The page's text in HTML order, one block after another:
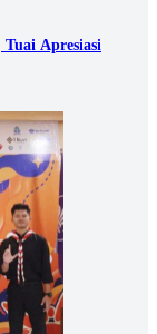
Apresiasi